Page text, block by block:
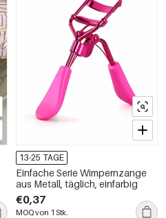
13-25 TAGE
Einfache Serie Wimpernzange
aus Metall, täglich, einfarbig
€0,37
MOQ von 1 Stk.